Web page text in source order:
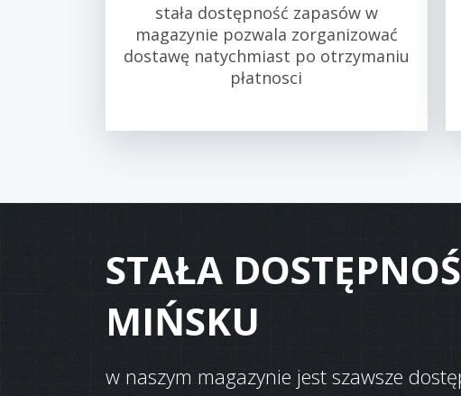
stała dostępność zapasów w
magazynie pozwala zorganizować
dostawę natychmiast po otrzymaniu
płatnosci
STAŁA
MIŃSKU
w naszym magazynie jest szawsze